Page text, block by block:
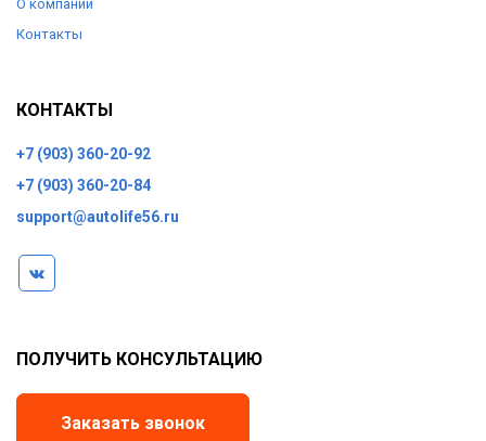
О компании
Контакты
КОНТАКТЫ
+7 (903) 360-20-92
+7 (903) 360-20-84
support@autolife56.ru
ПОЛУЧИТЬ КОНСУЛЬТАЦИЮ
Заказать звонок